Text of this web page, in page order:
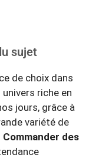
sujet
de choix dans
riche en
jours, grâce à
variété de
Commander des